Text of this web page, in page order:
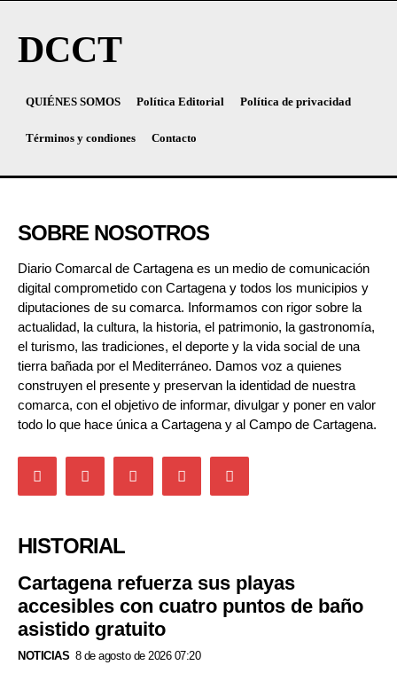
DCCT
QUIÉNES SOMOS Política Editorial Política de privacidad
Términos y condiones Contacto
SOBRE NOSOTROS
Diario Comarcal de Cartagena es un medio de comunicación
digital comprometido con Cartagena y todos los municipios y
diputaciones de su comarca. Informamos con rigor sobre la
actualidad, la cultura, la historia, el patrimonio, la gastronomía,
el turismo, las tradiciones, el deporte y la vida social de una
tierra bañada por el Mediterráneo. Damos voz a quienes
construyen el presente y preservan la identidad de nuestra
comarca, con el objetivo de informar, divulgar y poner en valor
todo lo que hace única a Cartagena y al Campo de Cartagena.
HISTORIAL
Cartagena refuerza sus playas
accesibles con cuatro puntos de baño
asistido gratuito
NOTICIAS 8 de agosto de 2026 07:20